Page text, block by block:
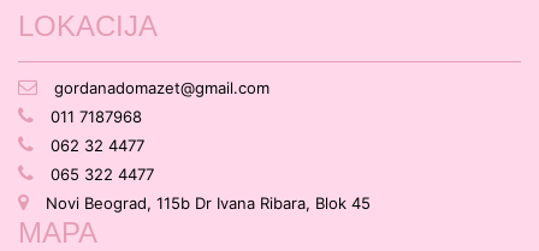
LOKACIJA
gordanadomazet@gmail.com
011 7187968
062 32 4477
065 322 4477
Novi Beograd, 115b Dr Ivana Ribara, Blok 45
MAPA